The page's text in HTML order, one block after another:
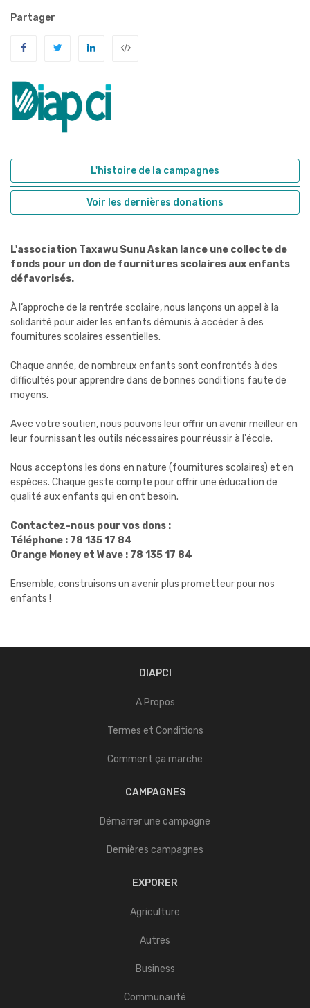
Partager
L'histoire de la campagnes
Voir les dernières donations
L'association Taxawu Sunu Askan lance une collecte de
fonds pour un don de fournitures scolaires aux enfants
défavorisés.
À l’approche de la rentrée scolaire, nous lançons un appel à la
solidarité pour aider les enfants démunis à accéder à des
fournitures scolaires essentielles.
Chaque année, de nombreux enfants sont confrontés à des
difficultés pour apprendre dans de bonnes conditions faute de
moyens.
Avec votre soutien, nous pouvons leur offrir un avenir meilleur en
leur fournissant les outils nécessaires pour réussir à l'école.
Nous acceptons les dons en nature (fournitures scolaires) et en
espèces. Chaque geste compte pour offrir une éducation de
qualité aux enfants qui en ont besoin.
Contactez-nous pour vos dons :
Téléphone : 78 135 17 84
Orange Money et Wave : 78 135 17 84
Ensemble, construisons un avenir plus prometteur pour nos
enfants !
DIAPCI
A Propos
Termes et Conditions
Comment ça marche
CAMPAGNES
Démarrer une campagne
Dernières campagnes
EXPORER
Agriculture
Autres
Business
Communauté